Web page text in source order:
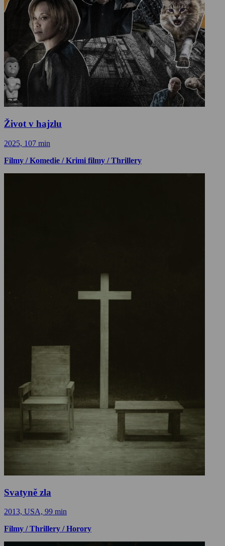
Život v hajzlu
2025, 107 min
Filmy / Komedie / Krimi filmy / Thrillery
Svatyně zla
2013, USA, 99 min
Filmy / Thrillery / Horory